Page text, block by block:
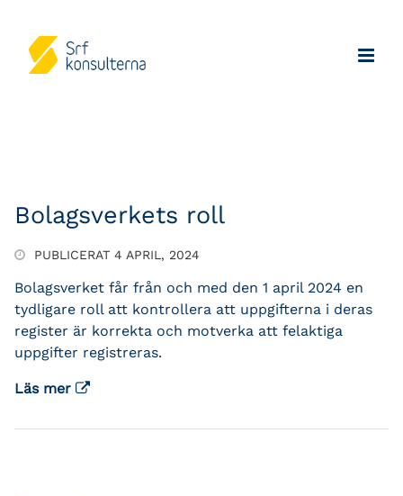
Bolagsverkets roll
PUBLICERAT 4 APRIL, 2024
Bolagsverket får från och med den 1 april 2024 en
tydligare roll att kontrollera att uppgifterna i deras
register är korrekta och motverka att felaktiga
uppgifter registreras.
Läs mer